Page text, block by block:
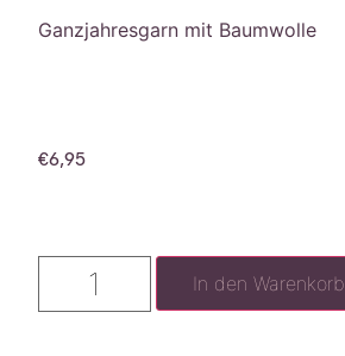
Ganzjahresgarn mit Baumwolle
€6,95
In den Warenkorb